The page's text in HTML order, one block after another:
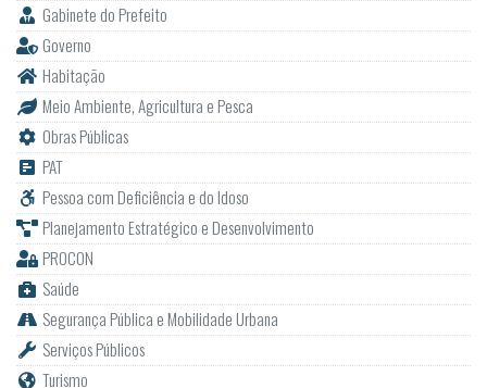
Gabinete do Prefeito
Governo
Habitação
Meio Ambiente, Agricultura e Pesca
Obras Públicas
PAT
Pessoa com Deficiência e do Idoso
Planejamento Estratégico e Desenvolvimento
PROCON
Saúde
Segurança Pública e Mobilidade Urbana
Serviços Públicos
Turismo